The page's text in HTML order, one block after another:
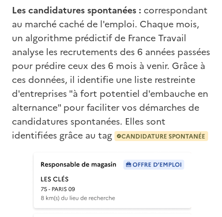
Les candidatures spontanées : correspondant
au marché caché de l'emploi. Chaque mois,
un algorithme prédictif de France Travail
analyse les recrutements des 6 années passées
pour prédire ceux des 6 mois à venir. Grâce à
ces données, il identifie une liste restreinte
d'entreprises "à fort potentiel d'embauche en
alternance" pour faciliter vos démarches de
candidatures spontanées. Elles sont
identifiées grâce au tag
CANDIDATURE SPONTANÉE